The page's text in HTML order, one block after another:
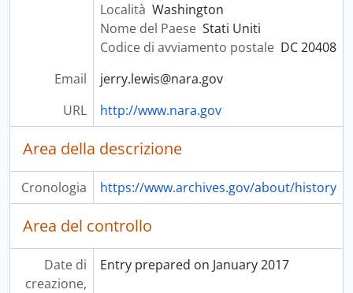
Località Washington
Nome del Paese Stati Uniti
Codice di avviamento postale DC 20408
Email
jerry.lewis@nara.gov
URL
http://www.nara.gov
Area della descrizione
Cronologia https://www.archives.gov/about/history
Area del controllo
Date di
creazione,
Entry prepared on January 2017